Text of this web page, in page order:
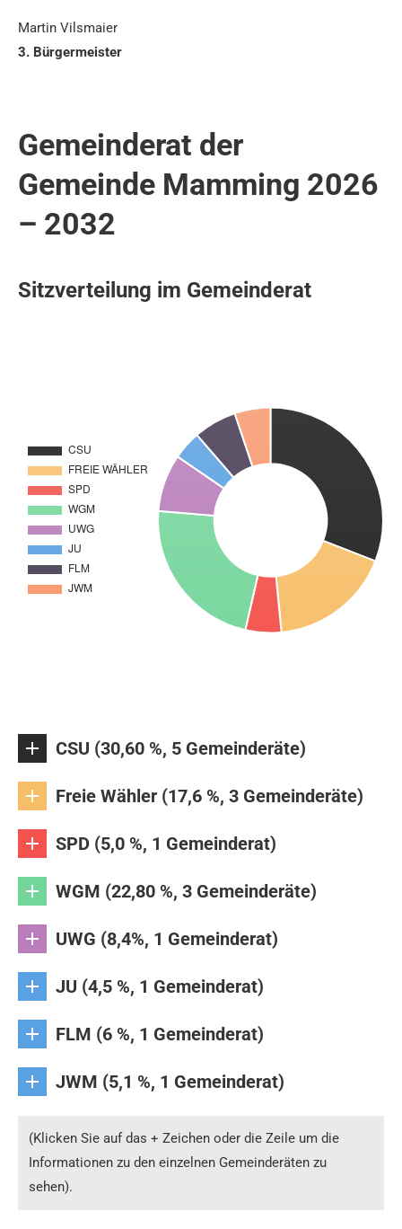
Martin Vilsmaier
3. Bürgermeister
Gemeinderat der
Gemeinde Mamming 2026
– 2032
Sitzverteilung im Gemeinderat
CSU (30,60 %, 5 Gemeinderäte)
Freie Wähler (17,6 %, 3 Gemeinderäte)
SPD (5,0 %, 1 Gemeinderat)
WGM (22,80 %, 3 Gemeinderäte)
UWG (8,4%, 1 Gemeinderat)
JU (4,5 %, 1 Gemeinderat)
FLM (6 %, 1 Gemeinderat)
JWM (5,1 %, 1 Gemeinderat)
(Klicken Sie auf das + Zeichen oder die Zeile um die
Informationen zu den einzelnen Gemeinderäten zu
sehen).